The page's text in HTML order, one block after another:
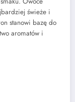
świeże i
stanowi bazę do
aromatów i